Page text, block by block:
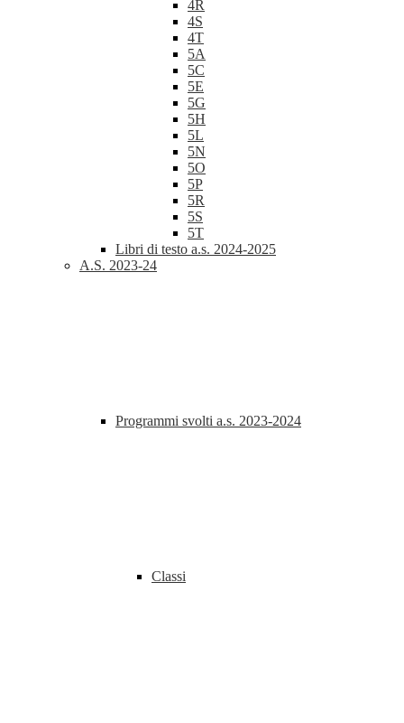
4R
4S
4T
5A
5C
5E
5G
5H
5L
5N
5O
5P
5R
5S
5T
Libri di testo a.s. 2024-2025
A.S. 2023-24
Programmi svolti a.s. 2023-2024
Classi